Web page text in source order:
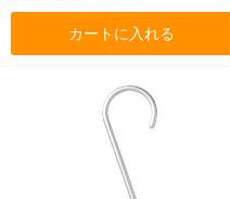
カートに入れる